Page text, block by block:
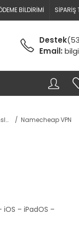
BILDIRIMI SIPARIŞ
Destek
Email:
VPN Lisansları Namecheap VPN
iOS – iPadOS –